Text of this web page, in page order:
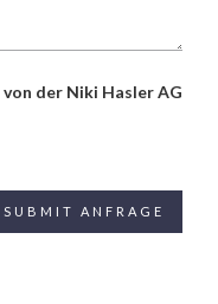
der Niki Hasler AG